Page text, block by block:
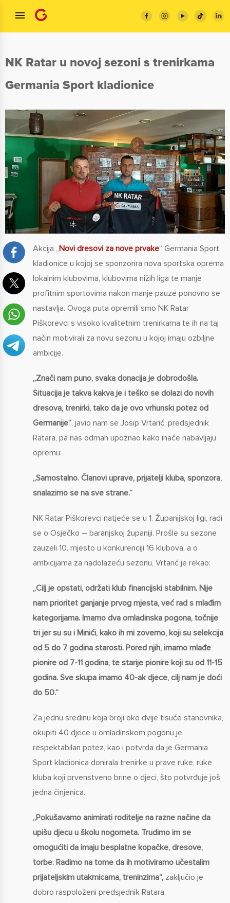
NK Ratar u novoj sezoni s trenirkama
Germania Sport kladionice
Akcija „Novi dresovi za nove prvake“ Germania Sport
kladionice u kojoj se sponzorira nova sportska oprema
lokalnim klubovima, klubovima nižih liga te manje
profitnim sportovima nakon manje pauze ponovno se
nastavlja. Ovoga puta opremili smo NK Ratar
Piškorevci s visoko kvalitetnim trenirkama te ih na taj
način motivirali za novu sezonu u kojoj imaju ozbiljne
ambicije.
„Znači nam puno, svaka donacija je dobrodošla.
Situacija je takva kakva je i teško se dolazi do novih
dresova, trenirki, tako da je ovo vrhunski potez od
Germanije“, javio nam se Josip Vrtarić, predsjednik
Ratara, pa nas odmah upoznao kako inače nabavljaju
opremu:
„Samostalno. Članovi uprave, prijatelji kluba, sponzora,
snalazimo se na sve strane.“
NK Ratar Piškorevci natječe se u 1. Županijskoj ligi, radi
se o Osječko – baranjskoj županiji. Prošle su sezone
zauzeli 10. mjesto u konkurenciji 16 klubova, a o
ambicijama za nadolazeću sezonu, Vrtarić je rekao:
„Cilj je opstati, održati klub financijski stabilnim. Nije
nam prioritet ganjanje prvog mjesta, već rad s mlađim
kategorijama. Imamo dva omladinska pogona, točnije
tri jer su su i Minići, kako ih mi zovemo, koji su selekcija
od 5 do 7 godina starosti. Pored njih, imamo mlađe
pionire od 7-11 godina, te starije pionire koji su od 11-15
godina. Sve skupa imamo 40-ak djece, cilj nam je doći
do 50.“
Za jednu sredinu koja broji oko dvije tisuće stanovnika,
okupiti 40 djece u omladinskom pogonu je
respektabilan potez, kao i potvrda da je Germania
Sport kladionica donirala trenirke u prave ruke, ruke
kluba koji prvenstveno brine o djeci, što potvrđuje još
jedna činjenica.
„Pokušavamo animirati roditelje na razne načine da
upišu djecu u školu nogometa. Trudimo im se
omogućiti da imaju besplatne kopačke, dresove,
torbe. Radimo na tome da ih motiviramo učestalim
prijateljskim utakmicama, treninzima“,zaključio je
dobro raspoloženi predsjednik Ratara.